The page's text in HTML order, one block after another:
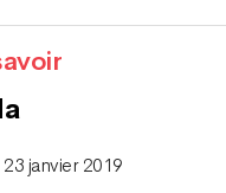
janvier 2019